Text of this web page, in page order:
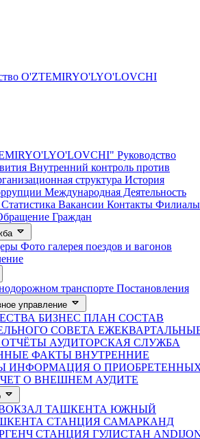
O'ZTEMIRYO'LYO'LOVCHI
Руководство
Внутренний контроль против
структура История
Международная Деятельность
Статистика Вакансии Контакты Филиалы
Граждан
Фото галерея поездов и вагонов
транспорте Постановления
управление
БИЗНЕС ПЛАН СОСТАВ
СОВЕТА
АУДИТОРСКАЯ СЛУЖБА
ФАКТЫ ВНУТРЕННИЕ
ИНФОРМАЦИЯ О
О ВНЕШНЕМ АУДИТЕ
ТАШКЕНТА ЮЖНЫЙ
СТАНЦИЯ САМАРКАНД
СТАНЦИЯ ГУЛИСТАН